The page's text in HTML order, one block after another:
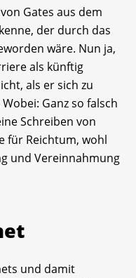
Gates aus dem
der durch das
wäre. Nun ja,
als künftig
als er sich zu
Ganz so falsch
Schreiben von
für Reichtum, wohl
und Vereinnahmung
und damit